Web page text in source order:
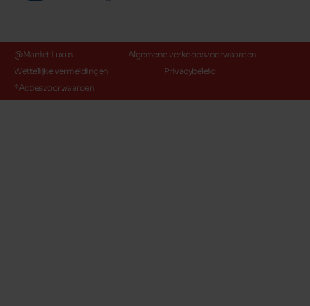
@Maniet Luxus
Algemene verkoopsvoorwaarden
Wettelijke vermeldingen
Privacybeleid
*Actiesvoorwaarden